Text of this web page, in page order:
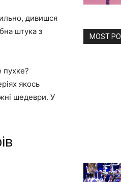
дивишся
штука з
пухке?
якось
шедеври. У
MOST